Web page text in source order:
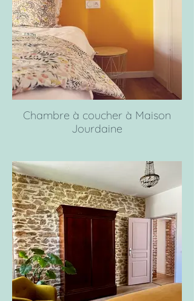
Chambre à coucher à Maison
Jourdaine